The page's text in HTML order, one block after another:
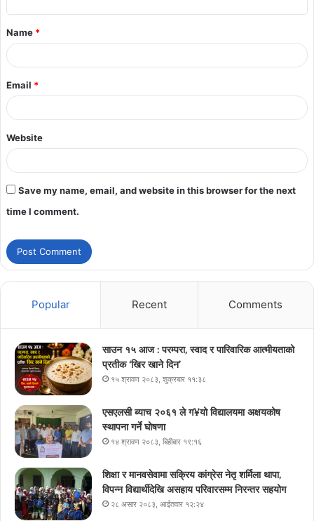
Name *
Email *
Website
Save my name, email, and website in this browser for the next
time I comment.
Popular Recent Comments
साउन १५ आज : परम्परा, स्वाद र पारिवारिक आत्मीयताको
प्रतीक ‘खिर खाने दिन’
१५ श्रावण २०८३, शुक्रबार ११:३८
एसएलसी ब्याच २०६१ ले ग¥यो विद्यालयमा अक्षयकोष
स्थापना गर्ने घोषणा
१४ श्रावण २०८३, बिहीबार १९:१६
शिक्षा र मानवसेवामा सक्रिय कांग्रेस नेतृ शर्मिला थापा,
विपन्न विद्यार्थीदेखि असहाय परिवारसम्म निरन्तर सहयोग
२८ असार २०८३, आईतवार १२:२४